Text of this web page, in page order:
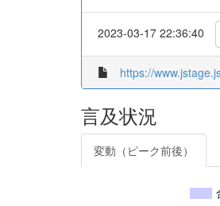
2023-03-17 22:36:40
https://
言及状況
変動（ピーク前後）